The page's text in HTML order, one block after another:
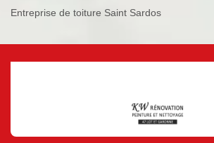
Entreprise de toiture Saint Sardos